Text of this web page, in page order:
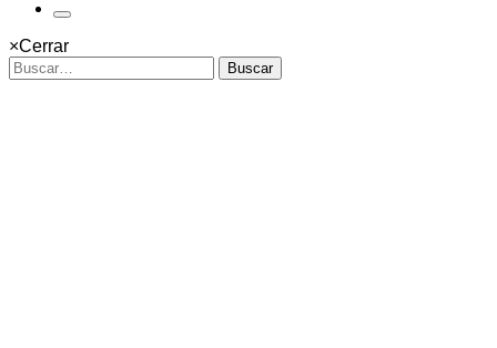
×Cerrar
Buscar